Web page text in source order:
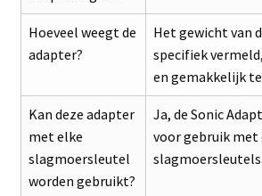
Hoeveel weegt de
adapter?
Het gewicht van
specifiek
en gemakkelijk
Kan deze adapter
met elke
slagmoersleutel
worden gebruikt?
Ja, de Sonic
voor gebruik met
slagmoersleutels.